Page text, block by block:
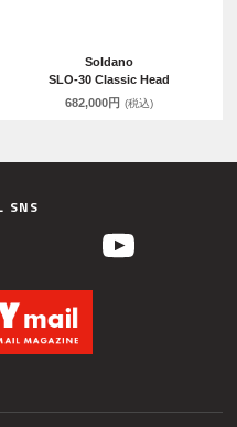
Soldano
SLO-30 Classic Head
682,000円 (税込)
SNS